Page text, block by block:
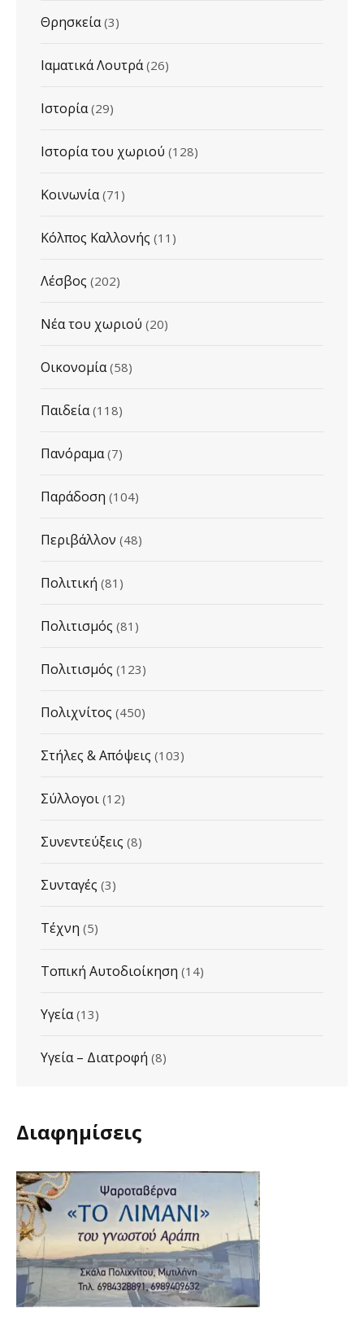
Θρησκεία(3)
Ιαματικά Λουτρά(26)
Ιστορία(29)
Ιστορία του χωριού (128)
Κοινωνία(71)
Κόλπος Καλλονής (11)
Λέσβος (202)
Νέα του χωριού (20)
Οικονομία(58)
Παιδεία(118)
Πανόραμα(7)
Παράδοση (104)
Περιβάλλον (48)
Πολιτική (81)
Πολιτισμός (81)
Πολιτισμός (123)
Πολιχνίτος (450)
Στήλες & Απόψεις (103)
Σύλλογοι (12)
Συνεντεύξεις (8)
Συνταγές (3)
Τέχνη (5)
Τοπική Αυτοδιοίκηση (14)
Υγεία(13)
Υγεία – Διατροφή (8)
Διαφημίσεις